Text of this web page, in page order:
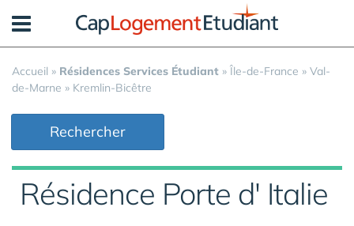
Accueil » Résidences Services Étudiant » Île-de-France » Val-
de-Marne » Kremlin-Bicêtre
Rechercher
Résidence Porte d' Italie